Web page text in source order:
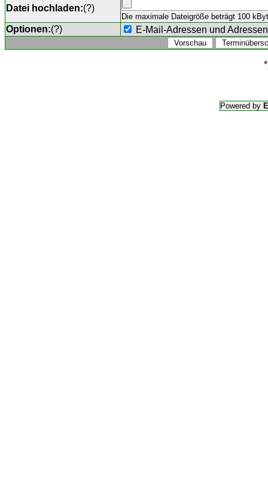
Datei hochladen:(?)
Die maximale Dateigröße beträgt 100
Optionen:(?) E-Mail-Adressen und
Powered by